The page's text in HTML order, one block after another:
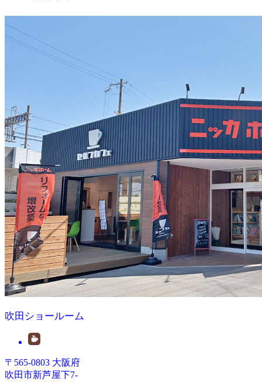
吹田ショールーム
〒565-0803 大阪府
吹田市新芦屋下7-